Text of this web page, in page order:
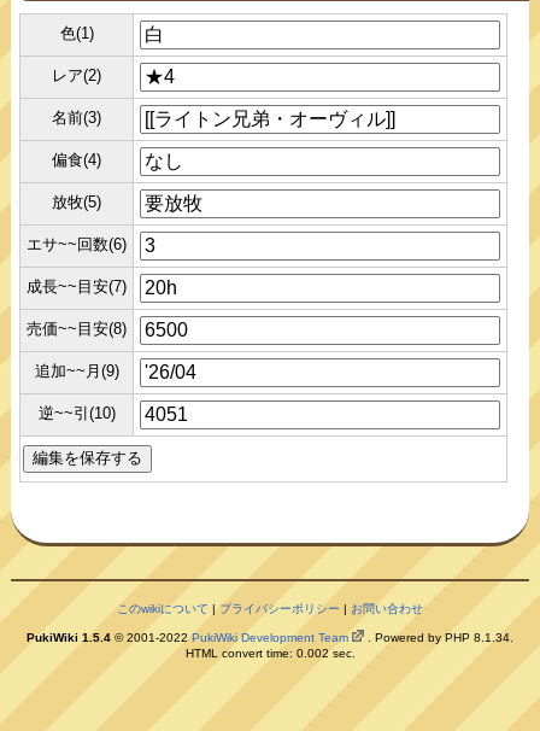
色(1)
レア(2)
名前(3)
偏食(4)
放牧(5)
エサ~~回数(6)
成長~~目安(7)
売価~~目安(8)
追加~~月(9)
逆~~引(10)
このwikiについて |プライバシーポリシー | お問い合わせ
PukiWiki 1.5.4 © 2001-2022PukiWiki Development Team
. Powered by PHP 8.1.34.
HTML convert time: 0.002 sec.